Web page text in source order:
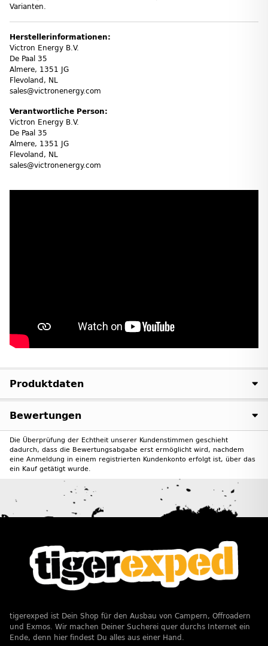
Varianten.
Herstellerinformationen:
Victron Energy B.V.
De Paal 35
Almere, 1351 JG
Flevoland, NL
sales@victronenergy.com
Verantwortliche Person:
Victron Energy B.V.
De Paal 35
Almere, 1351 JG
Flevoland, NL
sales@victronenergy.com
Produktdaten
Bewertungen
Die Überprüfung der Echtheit unserer Kundenstimmen geschieht
dadurch, dass die Bewertungsabgabe erst ermöglicht wird, nachdem
eine Anmeldung in einem registrierten Kundenkonto erfolgt ist, über das
ein Kauf getätigt wurde.
tigerexped ist Dein Shop für den Ausbau von Campern, Offroadern
und Exmos. Wir machen Deiner Sucherei quer durchs Internet ein
Ende, denn hier findest Du alles aus einer Hand.